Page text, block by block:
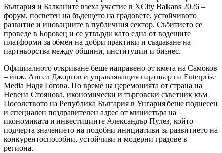
България и Балканите взеха участие в XCity Balkans 2026 –
форум, посветен на бъдещето на градовете, устойчивото
развитие и иновациите в публичния сектор. Събитието се
проведе в Боровец и се утвърди като една от водещите
платформи за обмен на добри практики и създаване на
партньорства между общини, институции и бизнес.
Официалното откриване беше направено от кмета на Самоков
– инж. Ангел Джоргов и управляващия партньор на Enterprise
Media Надя Гогова. По време на церемонията от страна на
Невена Стоянова, икономически и търговски съветник към
Посолството на Република България в Унгария беше поднесен
и специален поздравителен адрес от министъра на
икономиката и инвестициите Александър Пулев, който
подчерта значението на подобни инициативи за развитието на
конкурентоспособни, устойчиви и модерни градове в
региона.